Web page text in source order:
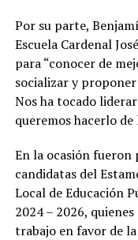
Por su parte,
Escuela Cardenal
para “conocer de
socializar y
Nos ha tocado
queremos hacerlo
En la ocasión fueron
candidatas del
Local de Educación
2024 – 2026,
trabajo en favor de